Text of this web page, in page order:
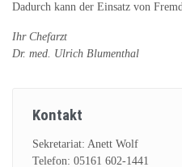
Dadurch kann der Einsatz von
Ihr Chefarzt
Dr. med. Ulrich Blumenthal
Kontakt
Sekretariat: Anett Wolf
Telefon: 05161 602-1441